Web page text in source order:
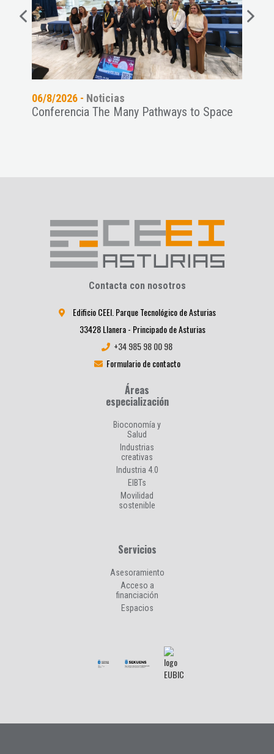
06/8/2026 - Noticias
Conferencia The Many Pathways to Space
Contacta con nosotros
Edificio CEEI. Parque Tecnológico de Asturias
33428 Llanera - Principado de Asturias
+34 985 98 00 98
Formulario de contacto
Áreas
especialización
Bioconomía y
Salud
Industrias
creativas
Industria 4.0
EIBTs
Movilidad
sostenible
Servicios
Asesoramiento
Acceso a
financiación
Espacios